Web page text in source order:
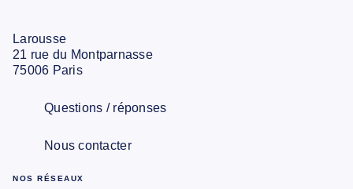
Larousse
21 rue du Montparnasse
75006 Paris
Questions / réponses
Nous contacter
NOS RÉSEAUX